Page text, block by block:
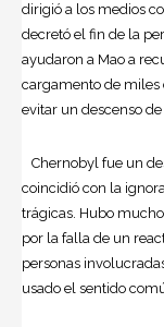
dirigió a los medios
decretó el fin de la
ayudaron a Mao a
cargamento de miles
evitar un descenso
Chernobyl fue un
coincidió con la
trágicas. Hubo
por la falla de un
personas
usado el sentido